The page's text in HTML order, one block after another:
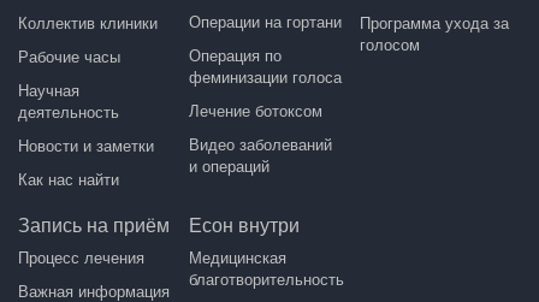
Коллектив клиники
Рабочие часы
Научная
деятельность
Новости и заметки
Как нас найти
Операции на гортани
Операция по
феминизации голоса
Лечение ботоксом
Видео заболеваний
и операций
Программа ухода за
голосом
Запись на приём
Процесс лечения
Важная информация
Есон внутри
Медицинская
благотворительность